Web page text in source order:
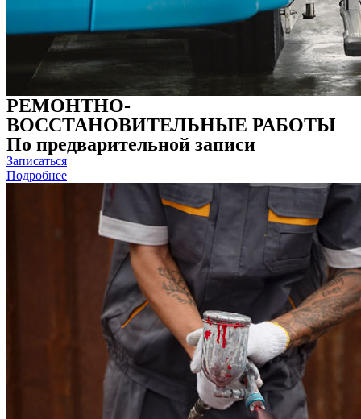
РЕМОНТНО-
ВОССТАНОВИТЕЛЬНЫЕ РАБОТЫ
По предварительной записи
Записаться
Подробнее